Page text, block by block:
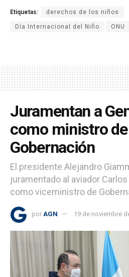
Etiquetas: derechos de los niños
Día Internacional del Niño ONU
Juramentan a
como ministro de
Gobernación
El presidente Alejandro
juramentado al aviador
como viceministro de
por AGN 19 de noviembre